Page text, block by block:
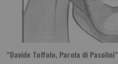
“Davide Toffolo, Parola di Pasolini”